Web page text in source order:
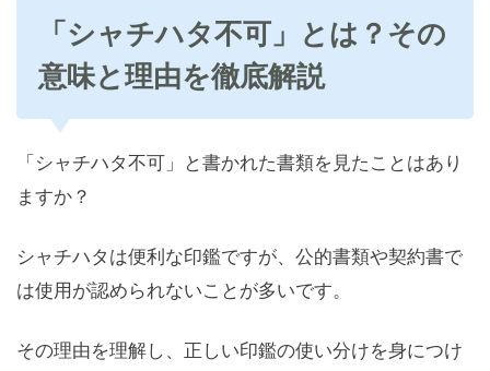
「シャチハタ不可」とは？その
意味と理由を徹底解説
「シャチハタ不可」と書かれた書類を見たことはあり
ますか？
シャチハタは便利な印鑑ですが、公的書類や契約書で
は使用が認められないことが多いです。
その理由を理解し、正しい印鑑の使い分けを身につけ